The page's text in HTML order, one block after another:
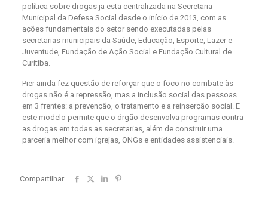
política sobre drogas ja esta centralizada na Secretaria
Municipal da Defesa Social desde o início de 2013, com as
ações fundamentais do setor sendo executadas pelas
secretarias municipais da Saúde, Educação, Esporte, Lazer e
Juventude, Fundação de Ação Social e Fundação Cultural de
Curitiba.
Pier ainda fez questão de reforçar que o foco no combate às
drogas não é a repressão, mas a inclusão social das pessoas
em 3 frentes: a prevenção, o tratamento e a reinserção social. E
este modelo permite que o órgão desenvolva programas contra
as drogas em todas as secretarias, além de construir uma
parceria melhor com igrejas, ONGs e entidades assistenciais.
Compartilhar